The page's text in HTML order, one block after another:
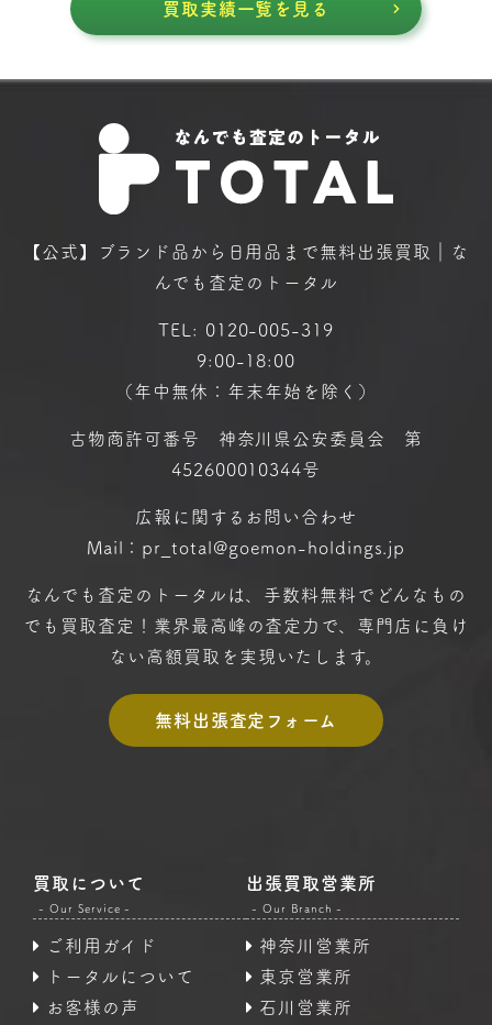
買取実績一覧を見る
【公式】ブランド品から日用品まで無料出張買取｜な
んでも査定のトータル
TEL: 0120-005-319
9:00-18:00
（年中無休：年末年始を除く）
古物商許可番号 神奈川県公安委員会 第
452600010344号
広報に関するお問い合わせ
Mail：pr_total@goemon-holdings.jp
なんでも査定のトータルは、手数料無料で どんなもの
でも買取査定！ 業界最高峰の査定力で、専門店に 負け
ない高額買取を実現いたします。
無料出張査定フォーム
買取について
- Our Service -
ご利用ガイド
トータルについて
お客様の声
出張買取営業所
- Our Branch -
神奈川営業所
東京営業所
石川営業所